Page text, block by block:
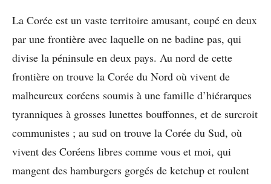
La Corée est un vaste territoire amusant, coupé en deux
par une frontière avec laquelle on ne badine pas, qui
divise la péninsule en deux pays. Au nord de cette
frontière on trouve la Corée du Nord où vivent de
malheureux coréens soumis à une famille d’hiérarques
tyranniques à grosses lunettes bouffonnes, et de surcroit
communistes ; au sud on trouve la Corée du Sud, où
vivent des Coréens libres comme vous et moi, qui
mangent des hamburgers gorgés de ketchup et roulent